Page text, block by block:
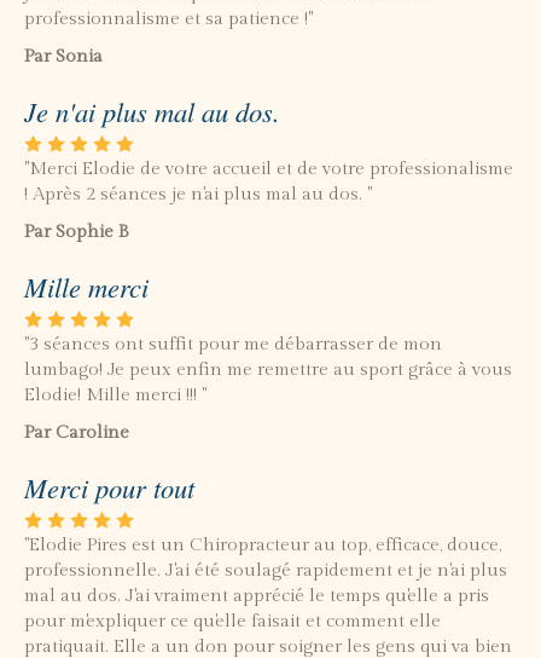
professionnalisme et sa patience !"
Par Sonia
Je n'ai plus mal au dos.
"Merci Elodie de votre accueil et de votre professionalisme
! Après 2 séances je n'ai plus mal au dos. "
Par Sophie B
Mille merci
"3 séances ont suffit pour me débarrasser de mon
lumbago! Je peux enfin me remettre au sport grâce à vous
Elodie! Mille merci !!! "
Par Caroline
Merci pour tout
"Elodie Pires est un Chiropracteur au top, efficace, douce,
professionnelle. J'ai été soulagé rapidement et je n'ai plus
mal au dos. J'ai vraiment apprécié le temps qu'elle a pris
pour m'expliquer ce qu'elle faisait et comment elle
pratiquait. Elle a un don pour soigner les gens qui va bien